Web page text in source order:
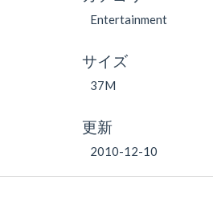
Entertainment
サイズ
37M
更新
2010-12-10